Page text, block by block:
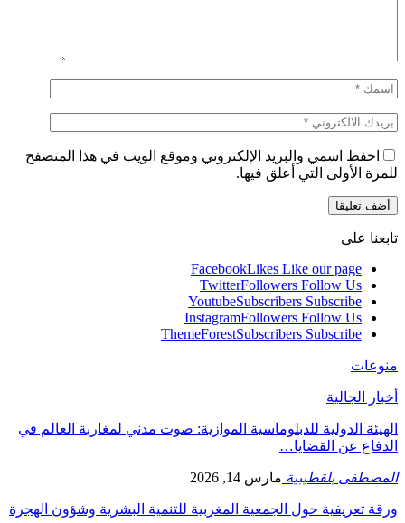
احفظ اسمي والبريد الإلكتروني وموقع الويب في هذا المتصفح
للمرة الأولى التي أعلق فيها.
تابعنا على
FacebookLikes Like our page
TwitterFollowers Follow Us
YoutubeSubscribers Subscribe
InstagramFollowers Follow Us
ThemeForestSubscribers Subscribe
منوعات
أخبار الجالية
الهيئة الدولية للدبلوماسية الموازية: صوت مدني لمغاربة العالم في
الدفاع عن القضايا…
المصطفى بلقطيبية مارس 14, 2026
ورقة تعريفية حول الجمعية المغربية للتنمية البشرية وشؤون الهجرة